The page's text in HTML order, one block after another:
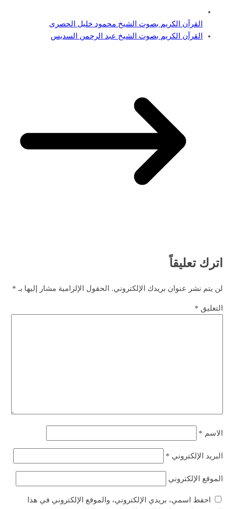
القرآن الكريم بصوت الشيخ محمود خليل الحصرى
القرآن الكريم بصوت الشيخ عبد الرحمن السديس
اترك تعليقاً
لن يتم نشر عنوان بريدك الإلكتروني. الحقول الإلزامية مشار إليها بـ *
التعليق *
الاسم *
البريد الإلكتروني *
الموقع الإلكتروني
احفظ اسمي، بريدي الإلكتروني، والموقع الإلكتروني في هذا